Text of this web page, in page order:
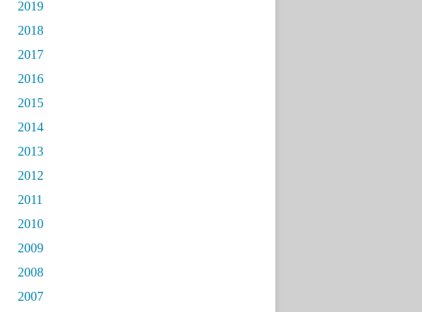
2019
2018
2017
2016
2015
2014
2013
2012
2011
2010
2009
2008
2007